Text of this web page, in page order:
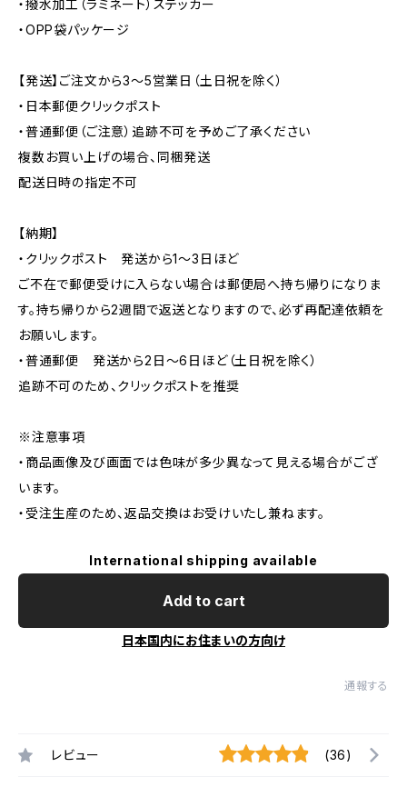
・撥水加工（ラミネート）ステッカー
・OPP袋パッケージ
【発送】ご注文から3〜5営業日（土日祝を除く）
・日本郵便クリックポスト
・普通郵便（ご注意）追跡不可を予めご了承ください
複数お買い上げの場合、同梱発送
配送日時の指定不可
【納期】
・クリックポスト 発送から1〜3日ほど
ご不在で郵便受けに入らない場合は郵便局へ持ち帰りになりま
す。持ち帰りから2週間で返送となりますので、必ず再配達依頼を
お願いします。
・普通郵便 発送から2日〜6日ほど（土日祝を除く）
追跡不可のため、クリックポストを推奨
※注意事項
・商品画像及び画面では色味が多少異なって見える場合がござ
います。
・受注生産のため、返品交換はお受けいたし兼ねます。
International shipping available
Add to cart
日本国内にお住まいの方向け
通報する
レビュー (36)